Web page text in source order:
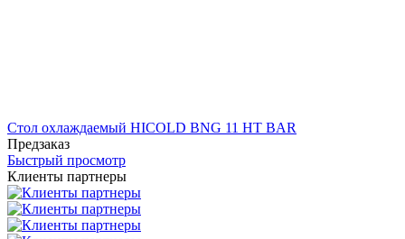
Стол охлаждаемый HICOLD BNG 11 HT BAR
Предзаказ
Быстрый просмотр
Клиенты партнеры